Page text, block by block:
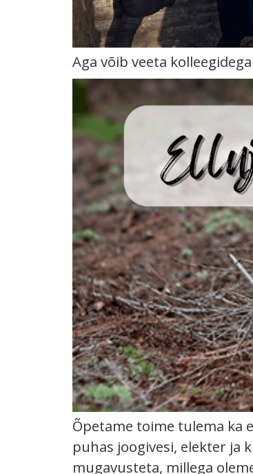
Aga võib veeta
Õpetame toime tulema ka
puhas joogivesi, elekter ja
mugavusteta, millega